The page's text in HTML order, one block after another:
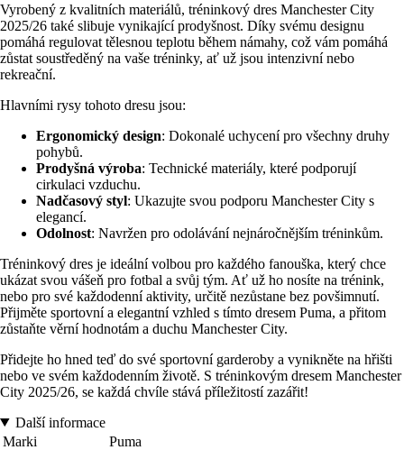
Vyrobený z kvalitních materiálů, tréninkový dres Manchester City
2025/26 také slibuje vynikající prodyšnost. Díky svému designu
pomáhá regulovat tělesnou teplotu během námahy, což vám pomáhá
zůstat soustředěný na vaše tréninky, ať už jsou intenzivní nebo
rekreační.
Hlavními rysy tohoto dresu jsou:
Ergonomický design: Dokonalé uchycení pro všechny druhy
pohybů.
Prodyšná výroba: Technické materiály, které podporují
cirkulaci vzduchu.
Nadčasový styl: Ukazujte svou podporu Manchester City s
elegancí.
Odolnost: Navržen pro odolávání nejnáročnějším tréninkům.
Tréninkový dres je ideální volbou pro každého fanouška, který chce
ukázat svou vášeň pro fotbal a svůj tým. Ať už ho nosíte na trénink,
nebo pro své každodenní aktivity, určitě nezůstane bez povšimnutí.
Přijměte sportovní a elegantní vzhled s tímto dresem Puma, a přitom
zůstaňte věrní hodnotám a duchu Manchester City.
Přidejte ho hned teď do své sportovní garderoby a vynikněte na hřišti
nebo ve svém každodenním životě. S tréninkovým dresem Manchester
City 2025/26, se každá chvíle stává příležitostí zazářit!
Další informace
Marki
Puma